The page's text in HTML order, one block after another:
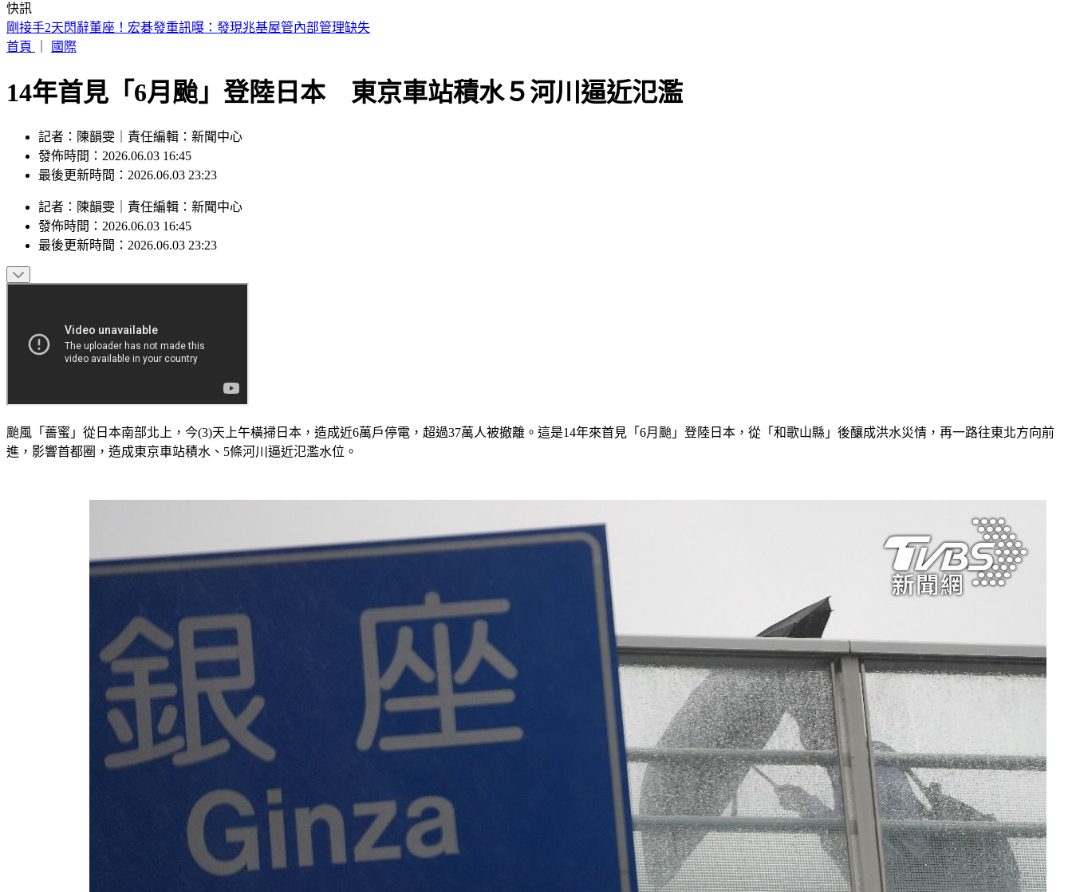
快訊
剛接手2天閃辭董座！宏碁發重訊曝：發現兆基屋管內部管理缺失
首頁
國際
14年首見「6月颱」登陸日本 東京車站積水５河川逼近氾濫
記者：陳韻雯｜責任編輯：新聞中心
發佈時間：2026.06.03 16:45
最後更新時間：2026.06.03 23:23
記者 ： 陳韻雯 責任編輯 ： 新聞中心
發佈時間： 2026.06.03 16:45
最後更新時間： 2026.06.03 23:23
颱風「薔蜜」從日本南部北上，今(3)天上午橫掃日本，造成近6萬戶停電，超過37萬人被撤離。這是14年來首見「6月颱」登陸日本，從「和歌山縣」後釀成洪水災情，再一路往東北方向前
進，影響首都圈，造成東京車站積水、5條河川逼近氾濫水位。